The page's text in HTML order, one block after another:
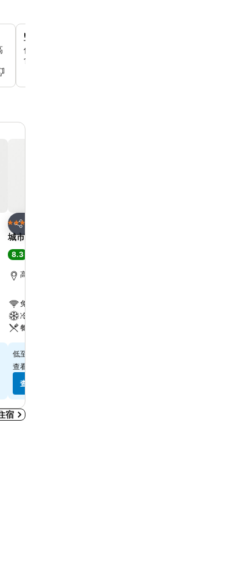
豐盛多樣的自助早餐
你可以享用豐盛的自助早餐，這裡有台式和國際化的多樣
食、新鮮水果和果汁，為你的一天開啟美好的序幕。
分享
4 星級
城市商旅高雄真愛館
8.3
高雄市區, 距離市中心 1.9 公里
免費 WiFi
冷氣
餐廳
低至
查看其他
查看價格
宿